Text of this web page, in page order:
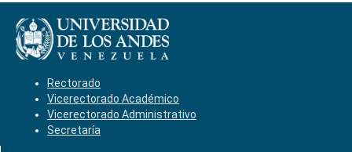
Rectorado
Vicerectorado Académico
Vicerectorado Administrativo
Secretaría